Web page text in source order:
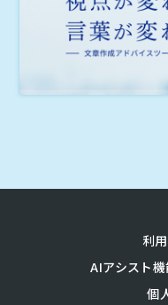
利
AIアシスト
個